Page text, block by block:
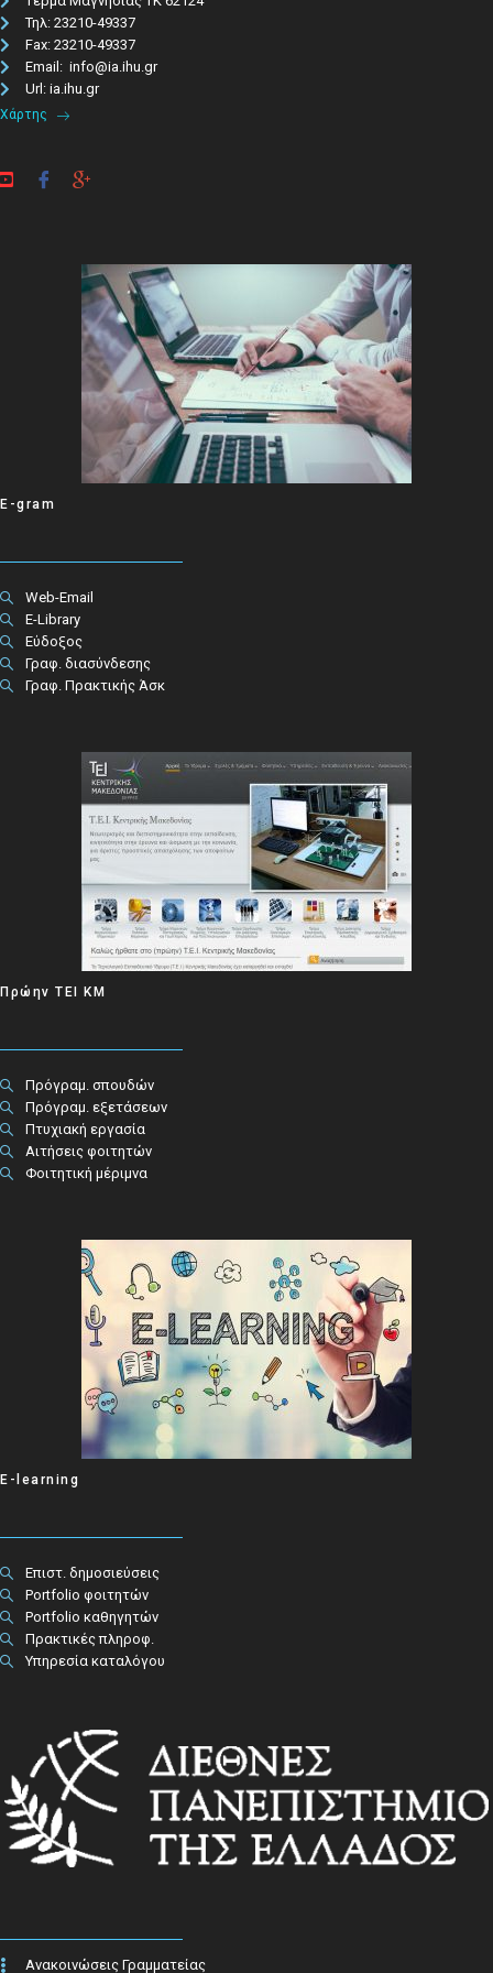
Τηλ: 23210-49337​
Fax: 23210-49337
Email: info@ia.ihu.gr
Url: ia.ihu.gr
Χάρτης
E-gram
Web-Email
E-Library
Εύδοξος
Γραφ. διασύνδεσης
Γραφ. Πρακτικής Άσκ
Πρώην ΤΕΙ ΚΜ
Πρόγραμ. σπουδών
Πρόγραμ. εξετάσεων
Πτυχιακή εργασία
Αιτήσεις φοιτητών
Φοιτητική μέριμνα
E-learning
Επιστ. δημοσιεύσεις
Portfolio φοιτητών
Portfolio καθηγητών
Πρακτικές πληροφ.​
Υπηρεσία καταλόγου
Ανακοινώσεις Γραμματείας